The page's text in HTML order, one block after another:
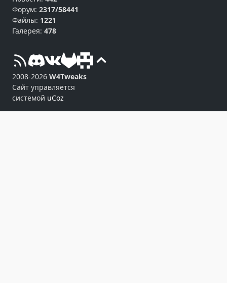
Форум: 2317/58441
Файлы: 1221
Галерея: 478
2008-2026 W4Tweaks
Сайт управляется
системой uCoz